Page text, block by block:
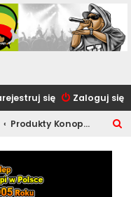
Zaloguj się
się
Produkty Konopne